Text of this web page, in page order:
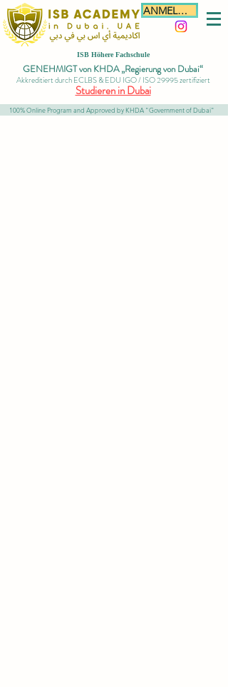
ANMELDEN
ISB Höhere Fachschule
GENEHMIGT von KHDA „Regierung von Dubai“
Akkreditiert durch ECLBS & EDU IGO / ISO 29995 zertifiziert
Studieren in Dubai
100% Online Program and Approved by KHDA "Government of Dubai"